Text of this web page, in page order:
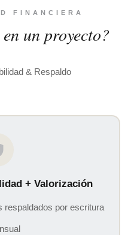
FINANCIERA
un proyecto?
& Respaldo
+ Valorización
respaldados por escritura